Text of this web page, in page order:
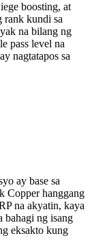
boosting, at
rank kundi sa
na bilang ng
pass level na
nagtatapos sa
ay base sa
Copper hanggang
na akyatin, kaya
bahagi ng isang
eksakto kung